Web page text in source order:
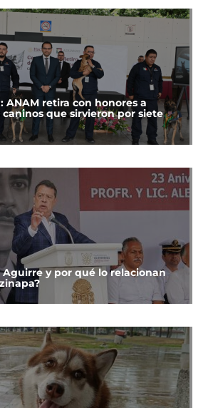
ANAM retira con honores a
que sirvieron por siete
Aguirre y por qué lo relacionan